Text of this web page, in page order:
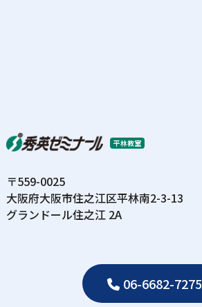
平林教室
〒559-0025
⼤阪府⼤阪市住之江区平林南2-3-13
グランドール住之江 2A
06-6682-7275